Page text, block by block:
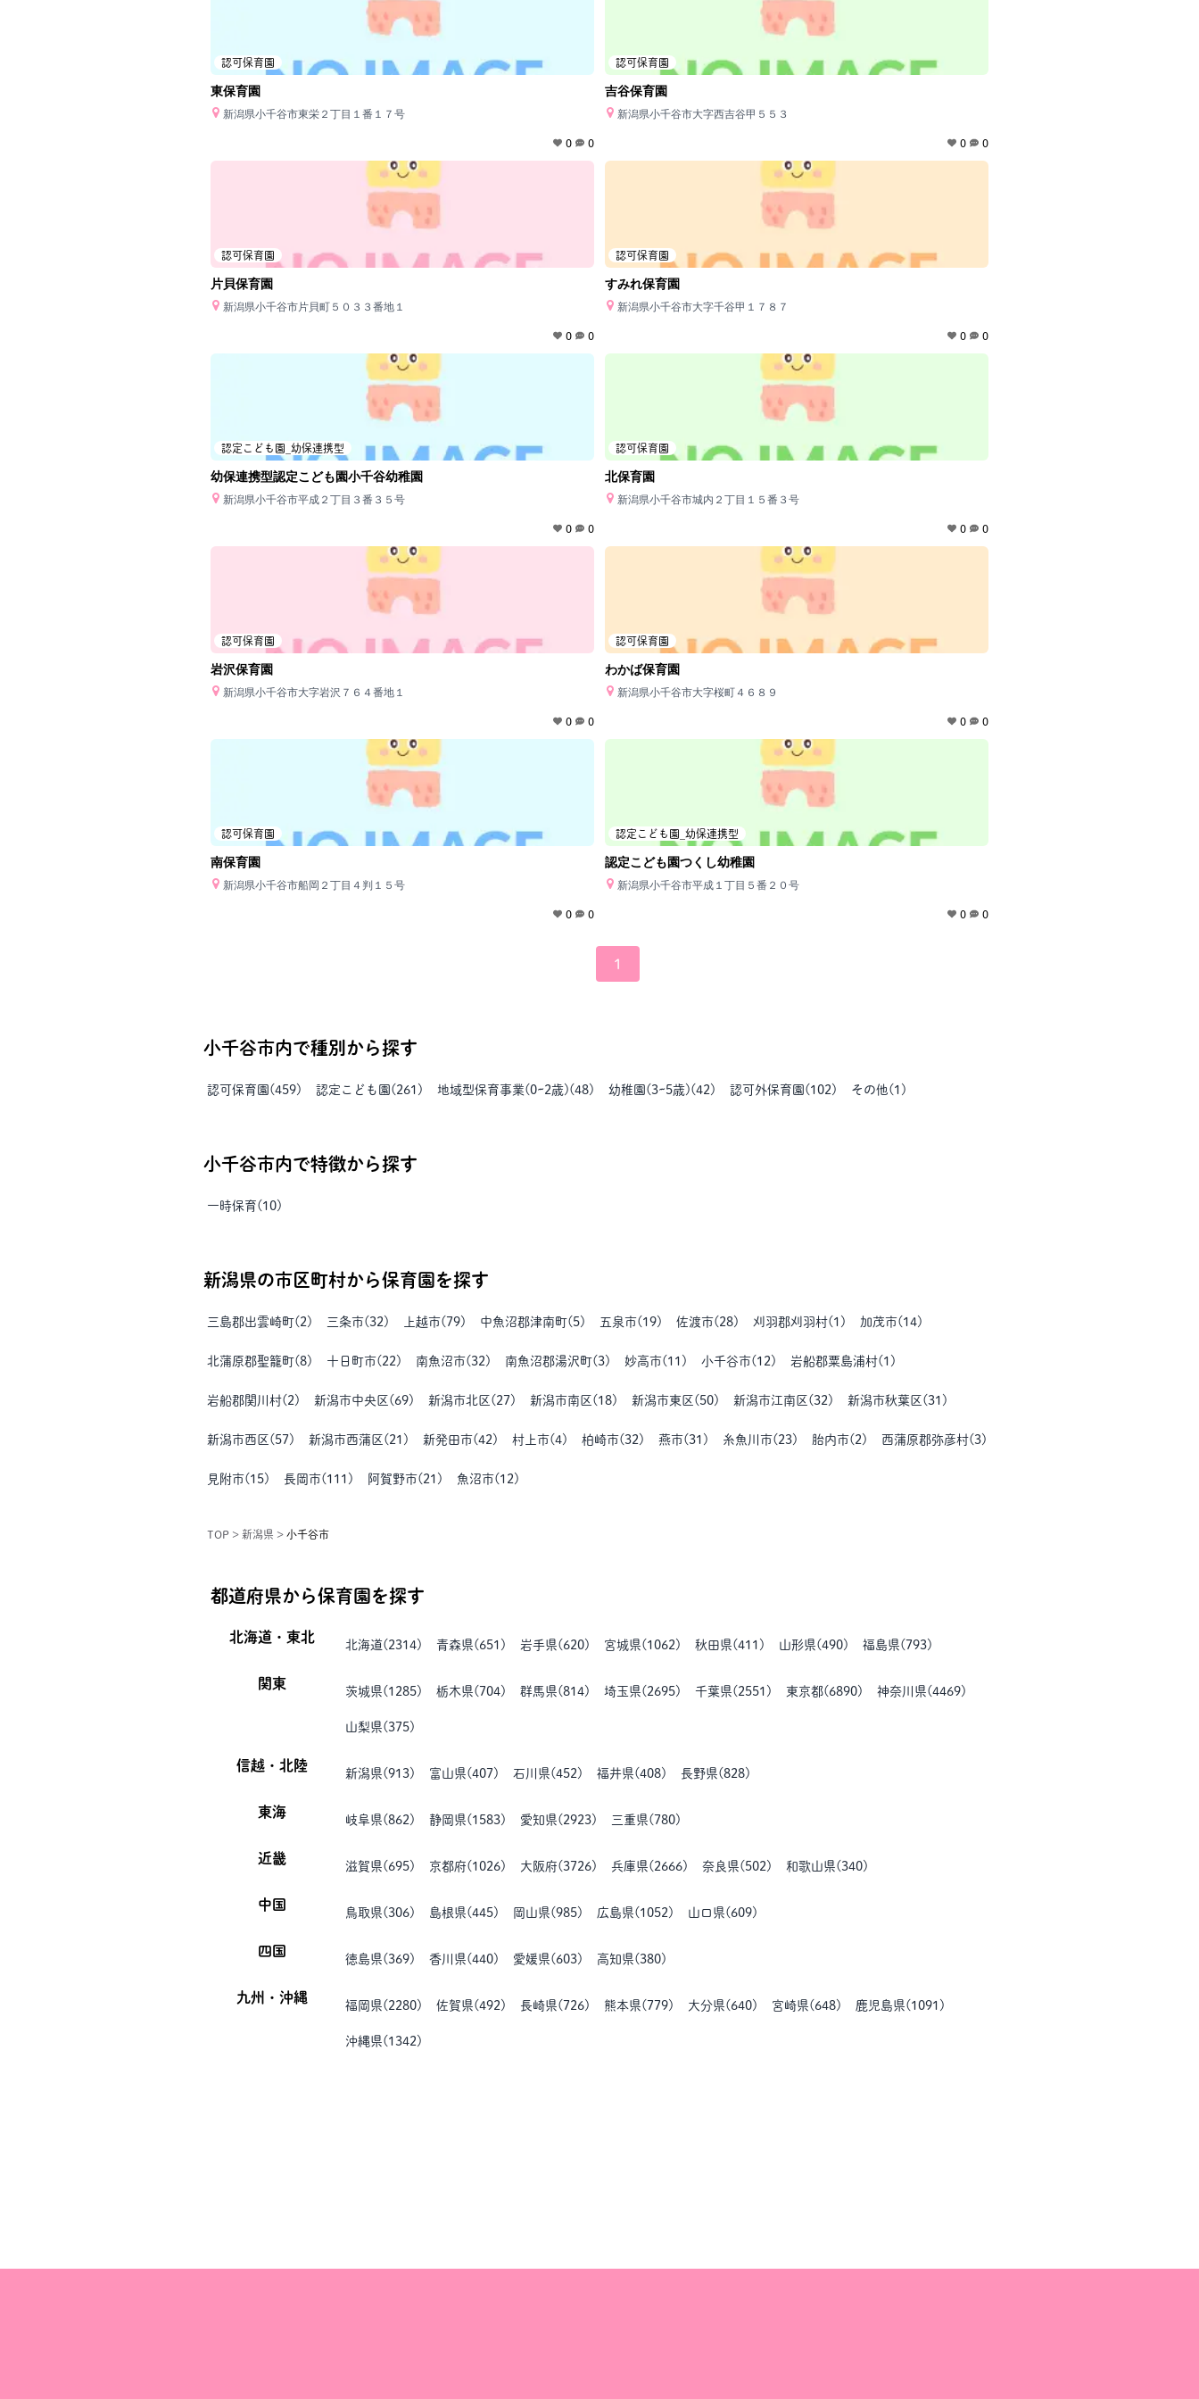
認可保育園
東保育園
新潟県小千谷市東栄２丁目１番１７号
0 0
認可保育園
吉谷保育園
新潟県小千谷市大字西吉谷甲５５３
0 0
認可保育園
片貝保育園
新潟県小千谷市片貝町５０３３番地１
0 0
認可保育園
すみれ保育園
新潟県小千谷市大字千谷甲１７８７
0 0
認定こども園_幼保連携型
幼保連携型認定こども園小千谷幼稚園
新潟県小千谷市平成２丁目３番３５号
0 0
認可保育園
北保育園
新潟県小千谷市城内２丁目１５番３号
0 0
認可保育園
岩沢保育園
新潟県小千谷市大字岩沢７６４番地１
0 0
認可保育園
わかば保育園
新潟県小千谷市大字桜町４６８９
0 0
認可保育園
南保育園
新潟県小千谷市船岡２丁目４判１５号
0 0
認定こども園_幼保連携型
認定こども園つくし幼稚園
新潟県小千谷市平成１丁目５番２０号
0 0
1
小千谷市内で種別から探す
認可保育園 (459) 認定こども園 ( 261 ) 地域型保育事業(0~2歳)(48) 幼稚園(3~5歳)(42 ) 認可外保育園 ( 102 ) その他( 1 )
小千谷市内で特徴から探す
一時保育( 10)
新潟県の市区町村から保育園を探す
三島郡出雲崎町( 2 ) 三条市(32 ) 上越市( 79) 中魚沼郡津南町( 5) 五泉市( 19) 佐渡市( 28) 刈羽郡刈羽村( 1 ) 加茂市( 14)
北蒲原郡聖籠町(8) 十日町市( 22 ) 南魚沼市(32 ) 南魚沼郡湯沢町(3) 妙高市( 11 ) 小千谷市( 12 ) 岩船郡粟島浦村( 1 )
岩船郡関川村( 2 ) 新潟市中央区 ( 69) 新潟市北区 ( 27 ) 新潟市南区 ( 18) 新潟市東区 ( 50) 新潟市江南区 (32 ) 新潟市秋葉区 (31 )
新潟市西区 ( 57 ) 新潟市西蒲区 ( 21 ) 新発田市(42 ) 村上市(4) 柏崎市(32 ) 燕市(31 ) 糸魚川市( 23) 胎内市( 2 ) 西蒲原郡弥彦村(3)
見附市( 15) 長岡市( 111 ) 阿賀野市( 21 ) 魚沼市( 12 )
TOP > 新潟県 > 小千谷市
都道府県から保育園を探す
北海道・東北
北海道( 2314) 青森県( 651 ) 岩手県( 620) 宮城県( 1062 ) 秋田県(411 ) 山形県(490) 福島県( 793)
関東
茨城県( 1285) 栃木県( 704) 群馬県(814) 埼玉県( 2695) 千葉県( 2551 ) 東京都( 6890) 神奈川県(4469)
山梨県(375)
信越・北陸
新潟県(913) 富山県(407 ) 石川県(452 ) 福井県(408) 長野県(828)
東海
岐阜県(862 ) 静岡県( 1583) 愛知県( 2923) 三重県( 780)
近畿
滋賀県( 695) 京都府( 1026) 大阪府(3726) 兵庫県( 2666) 奈良県( 502 ) 和歌山県(340)
中国
鳥取県(306) 島根県(445) 岡山県(985) 広島県( 1052 ) 山口県( 609)
四国
徳島県(369) 香川県(440) 愛媛県( 603) 高知県(380)
九州・沖縄
福岡県( 2280) 佐賀県(492 ) 長崎県( 726) 熊本県( 779) 大分県( 640) 宮崎県( 648) 鹿児島県( 1091 )
沖縄県( 1342 )